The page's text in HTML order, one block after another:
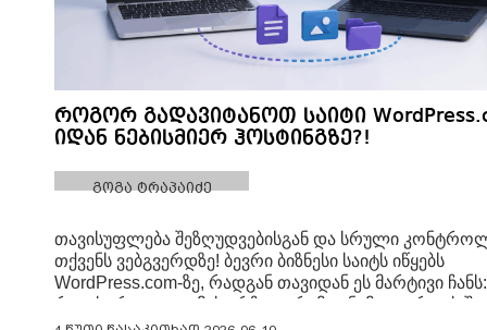
როგორ გადავიტანოთ საიტი
იდან ნებისმიერ ჰოსტინგზე?!
გოგა ტრაპაიძე
თავისუფლება შეზღუდვებისგან და სრული
თქვენს ვებგვერდზე! ბევრი ბიზნესი საიტს იწყებს
WordPress.com-ზე, რადგან თავიდან ეს მარტივი ჩანს:
რეგისტრაცია, თემის არჩევა, რამდენიმე გვერდის